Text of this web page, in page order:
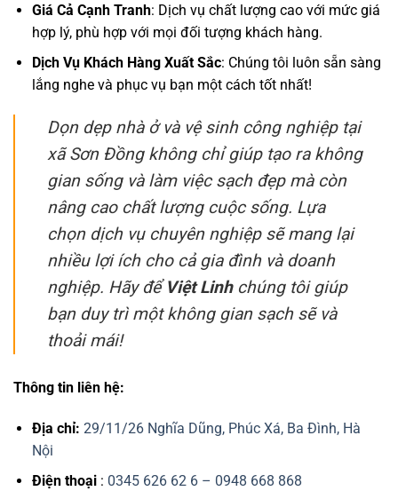
Giá Cả Cạnh Tranh: Dịch vụ chất lượng cao với mức giá
hợp lý, phù hợp với mọi đối tượng khách hàng.
Dịch Vụ Khách Hàng Xuất Sắc: Chúng tôi luôn sẵn sàng
lắng nghe và phục vụ bạn một cách tốt nhất!
Dọn dẹp nhà ở và vệ sinh công nghiệp tại
xã Sơn Đồng không chỉ giúp tạo ra không
gian sống và làm việc sạch đẹp mà còn
nâng cao chất lượng cuộc sống. Lựa
chọn dịch vụ chuyên nghiệp sẽ mang lại
nhiều lợi ích cho cả gia đình và doanh
nghiệp. Hãy đểViệt Linhchúng tôi giúp
bạn duy trì một không gian sạch sẽ và
thoải mái!
Thông tin liên hệ:
Địa chỉ: 29/11/26 Nghĩa Dũng, Phúc Xá, Ba Đình, Hà
Nội
Điện thoại : 0345 626 62 6 – 0948 668 868